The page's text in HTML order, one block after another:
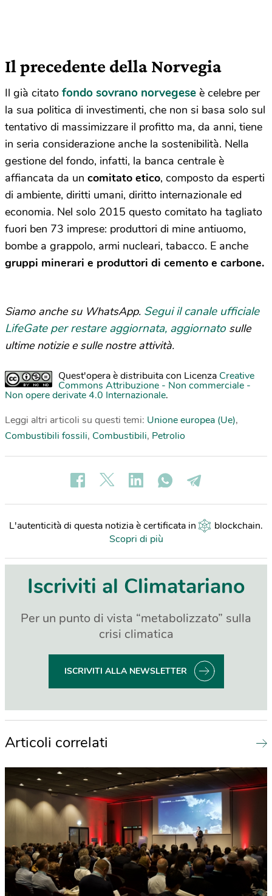
Il precedente della Norvegia
Il già citato fondo sovrano norvegese è celebre per
la sua politica di investimenti, che non si basa solo sul
tentativo di massimizzare il profitto ma, da anni, tiene
in seria considerazione anche la sostenibilità. Nella
gestione del fondo, infatti, la banca centrale è
affiancata da un comitato etico, composto da esperti
di ambiente, diritti umani, diritto internazionale ed
economia. Nel solo 2015 questo comitato ha tagliato
fuori ben 73 imprese: produttori di mine antiuomo,
bombe a grappolo, armi nucleari, tabacco. E anche
gruppi minerari e produttori di cemento e carbone.
Siamo anche su WhatsApp. Segui il canale ufficiale
LifeGate per restare aggiornata, aggiornato sulle
ultime notizie e sulle nostre attività.
Quest'opera è distribuita con Licenza Creative
Commons Attribuzione - Non commerciale -
Non opere derivate 4.0 Internazionale.
Leggi altri articoli su questi temi: Unione europea (Ue),
Combustibili fossili, Combustibili, Petrolio
L'autenticità di questa notizia è certificata in blockchain.
Scopri di più
Iscriviti al Climatariano
Per un punto di vista “metabolizzato” sulla
crisi climatica
ISCRIVITI ALLA NEWSLETTER
Articoli correlati